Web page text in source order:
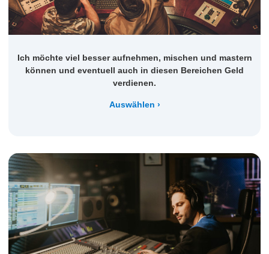
Ich möchte viel besser aufnehmen, mischen und mastern
können und eventuell auch in diesen Bereichen Geld
verdienen.
Auswählen